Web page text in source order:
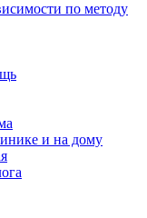
по методу
и на дому